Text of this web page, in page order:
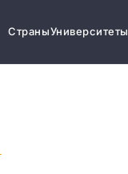
СтраныУниверситеты